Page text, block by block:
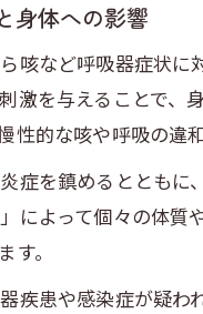
身体への影響
咳など呼吸器症状
激を与えることで
性的な咳や呼吸の違
症を鎮めるととも
によって個々の体
す。
疾患や感染症が疑